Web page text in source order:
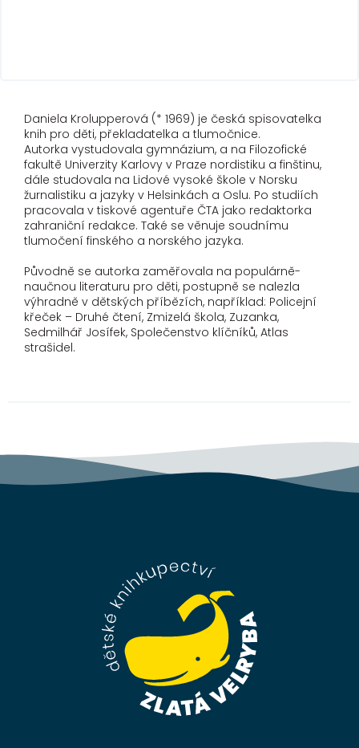
Daniela Krolupperová (* 1969) je česká spisovatelka
knih pro děti, překladatelka a tlumočnice.
Autorka vystudovala gymnázium, a na Filozofické
fakultě Univerzity Karlovy v Praze nordistiku a finštinu,
dále studovala na Lidové vysoké škole v Norsku
žurnalistiku a jazyky v Helsinkách a Oslu. Po studiích
pracovala v tiskové agentuře ČTA jako redaktorka
zahraniční redakce. Také se věnuje soudnímu
tlumočení finského a norského jazyka.
Původně se autorka zaměřovala na populárně-
naučnou literaturu pro děti, postupně se nalezla
výhradně v dětských příbězích, například: Policejní
křeček – Druhé čtení, Zmizelá škola, Zuzanka,
Sedmilhář Josífek, Společenstvo klíčníků, Atlas
strašidel.